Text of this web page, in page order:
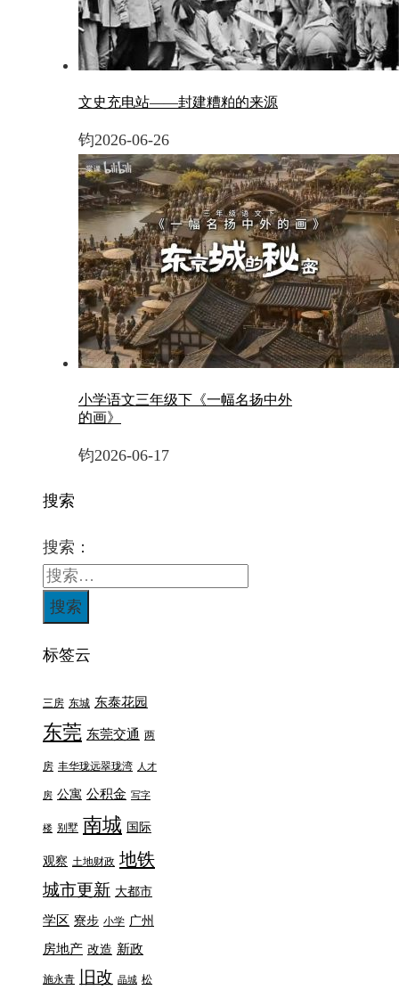
文史充电站——封建糟粕的来源
钧2026-06-26
小学语文三年级下《一幅名扬中外
的画》
钧2026-06-17
搜索
搜索：
标签云
三房 东城 东泰花园
东莞 东莞交通 两
房 丰华珑远翠珑湾 人才
房 公寓 公积金 写字
楼 别墅 南城 国际
观察 土地财政 地铁
城市更新 大都市
学区 寮步 小学 广州
房地产 改造 新政
施永青 旧改 晶城 松